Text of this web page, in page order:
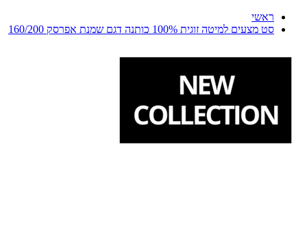
ראשי
סט מצעים למיטה זוגית 100% כותנה דגם שמנת אפרסק 160/200